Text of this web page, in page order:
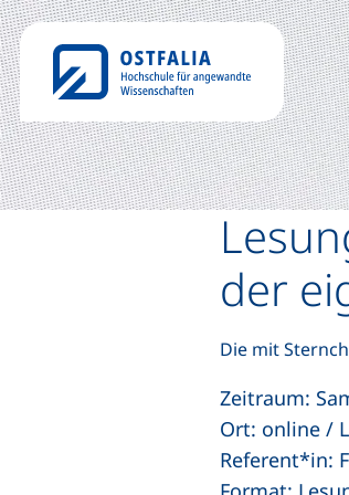
der
Die mit
Zeitraum:
Ort: online /
Referent*in: